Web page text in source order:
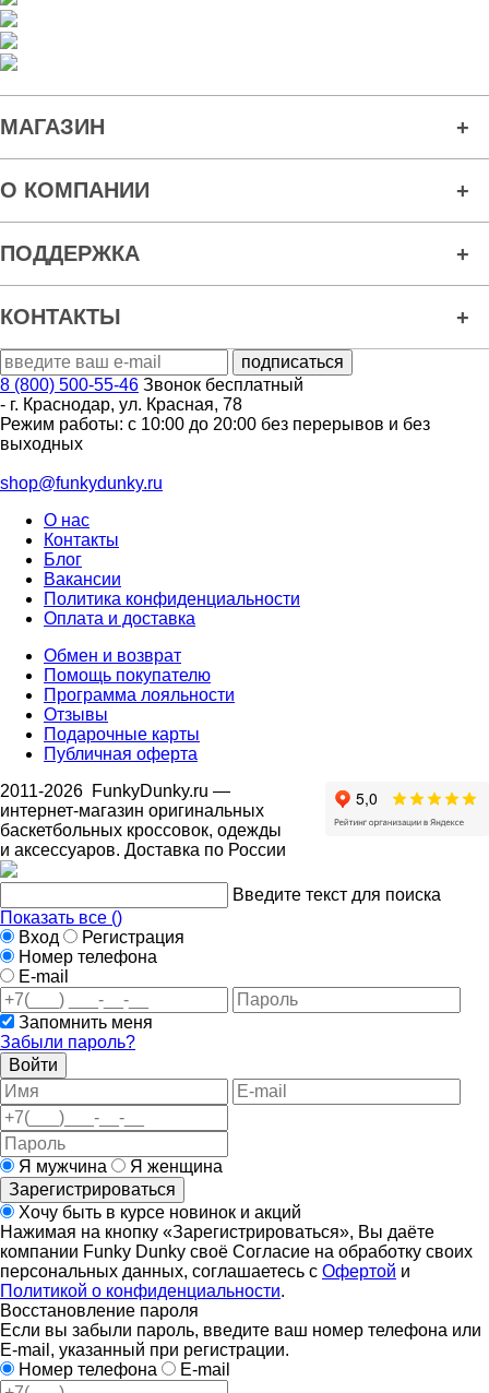
МАГАЗИН
О КОМПАНИИ
ПОДДЕРЖКА
КОНТАКТЫ
8 (800) 500-55-46 Звонок бесплатный
- г. Краснодар, ул. Красная, 78
Режим работы: с 10:00 до 20:00 без перерывов и без
выходных
shop@funkydunky.ru
О нас
Контакты
Блог
Вакансии
Политика конфиденциальности
Оплата и доставка
Обмен и возврат
Помощь покупателю
Программа лояльности
Отзывы
Подарочные карты
Публичная оферта
2011-2026 FunkyDunky.ru —
интернет-магазин оригинальных
баскетбольных кроссовок, одежды
и аксессуаров. Доставка по России
Введите текст для поиска
Показать все ()
Вход
Регистрация
Номер телефона
E-mail
Запомнить меня
Забыли пароль?
Войти
Я мужчина
Я женщина
Зарегистрироваться
Хочу быть в курсе новинок и акций
Нажимая на кнопку «Зарегистрироваться», Вы даёте
компании Funky Dunky своё Согласие на обработку своих
персональных данных, соглашаетесь с Офертой и
Политикой о конфиденциальности.
Восстановление пароля
Если вы забыли пароль, введите ваш номер телефона или
E-mail, указанный при регистрации.
Номер телефона
E-mail